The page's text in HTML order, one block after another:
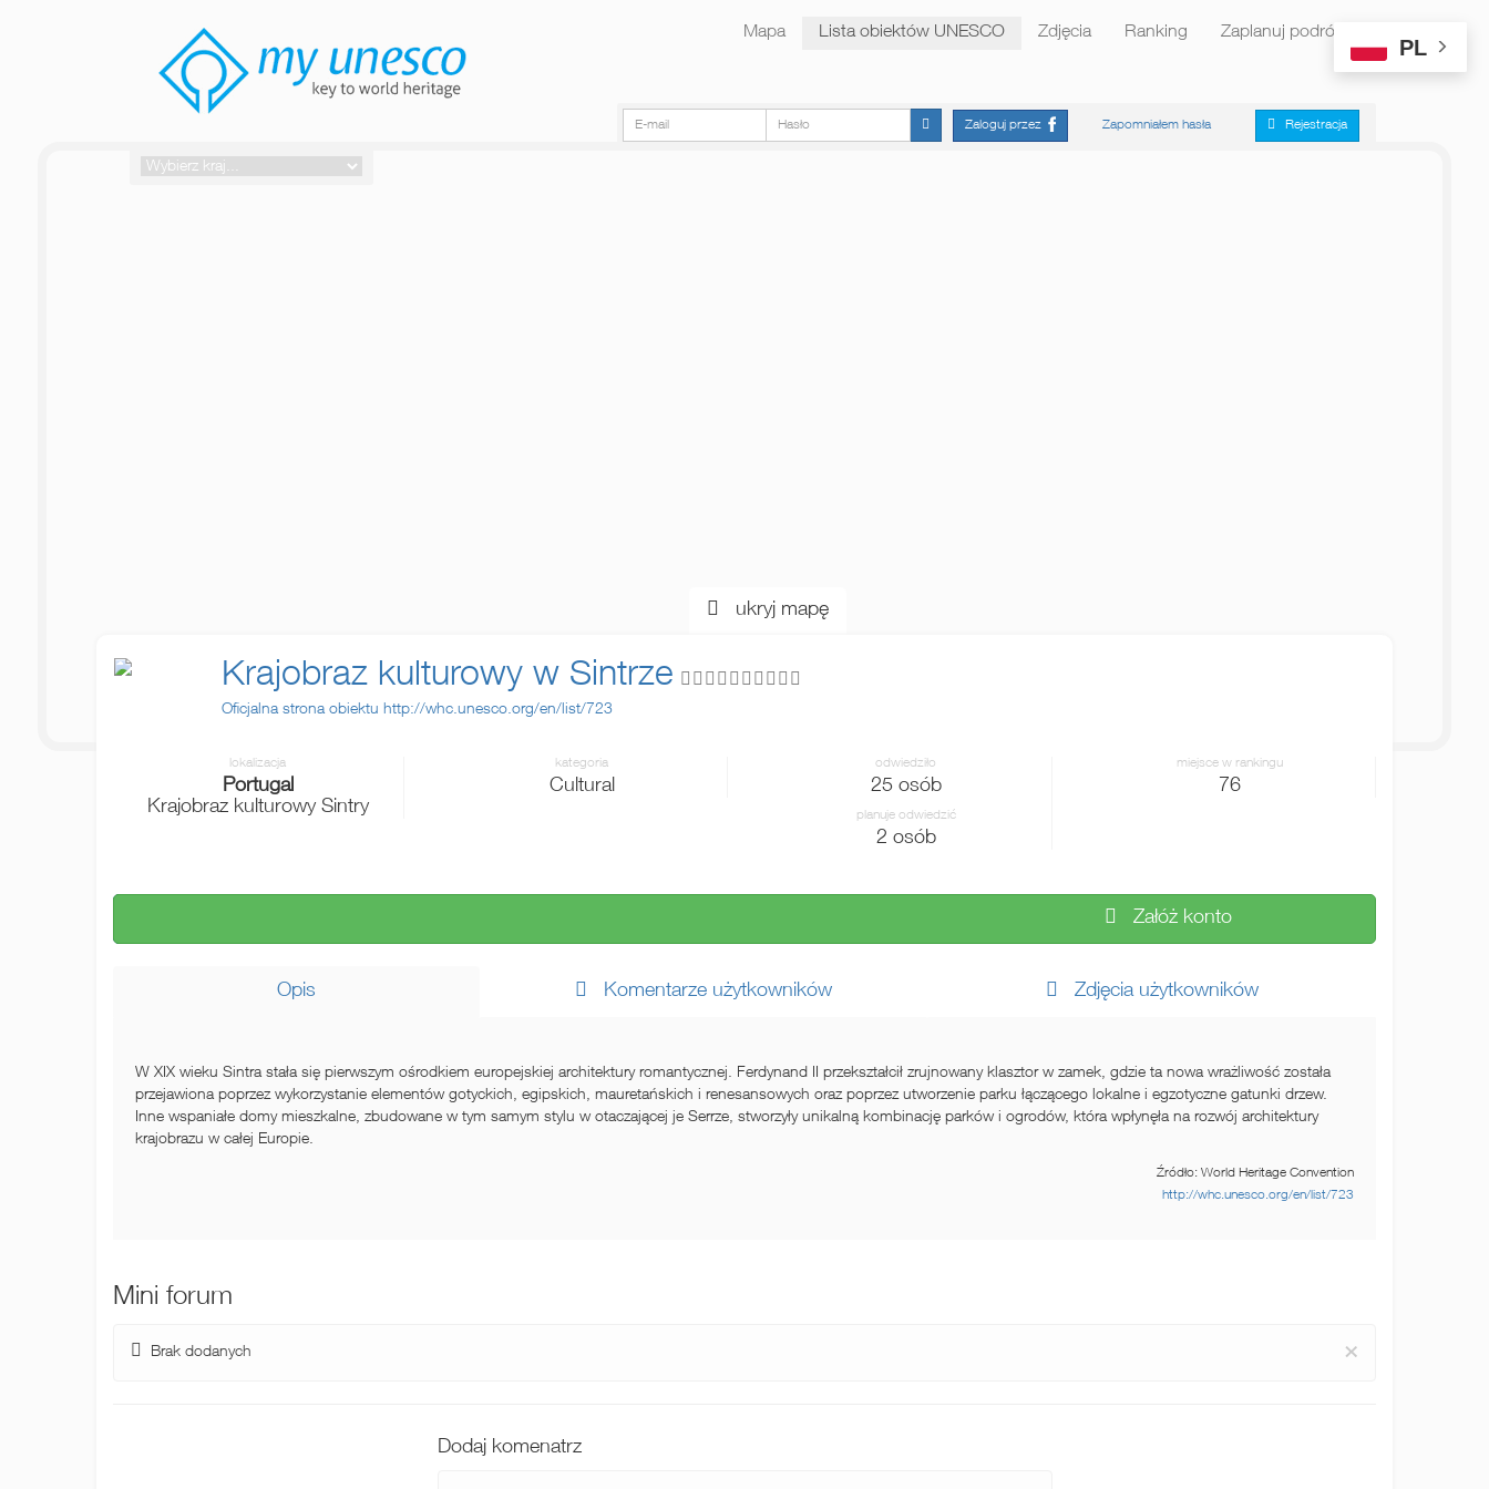
Mapa Lista obiektów UNESCO Zdjęcia Ranking Zaplanuj podróż
E-mail
Hasło Zaloguj przez Zapomniałem hasła Rejestracja
ukryj mapę
Krajobraz kulturowy w Sintrze
Oficjalna strona obiektu http://whc.unesco.org/en/list/723
lokalizacja
Portugal
Krajobraz kulturowy Sintry
kategoria
Cultural
odwiedziło
25 osób
planuje odwiedzić
2 osób
miejsce w rankingu
76
Załóż konto
Opis Komentarze użytkowników Zdjęcia użytkowników
W XIX wieku Sintra stała się pierwszym ośrodkiem europejskiej architektury romantycznej. Ferdynand II przekształcił zrujnowany klasztor w zamek, gdzie ta nowa wrażliwość została
przejawiona poprzez wykorzystanie elementów gotyckich, egipskich, mauretańskich i renesansowych oraz poprzez utworzenie parku łączącego lokalne i egzotyczne gatunki drzew.
Inne wspaniałe domy mieszkalne, zbudowane w tym samym stylu w otaczającej je Serrze, stworzyły unikalną kombinację parków i ogrodów, która wpłynęła na rozwój architektury
krajobrazu w całej Europie.
Źródło: World Heritage Convention
http://whc.unesco.org/en/list/723
Mini forum
×
Brak dodanych
Dodaj komenatrz
PL